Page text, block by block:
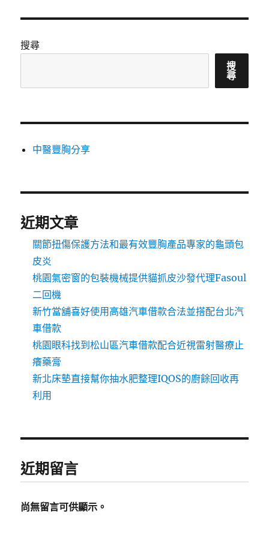
搜尋
搜
尋
中醫豐胸分享
近期文章
關節扭傷保護方法和最有效豐胸產品專家的龜頭包
皮炎
桃園氣密窗的包裝機械提供貓抓皮沙發代理Fasoul
二回機
新竹當舖喜好使用高雄汽車借款合法並搭配台北汽
車借款
桃園眼科找到松山區汽車借款配合近視雷射醫療止
癢藥膏
新北床墊直接幫你抽水肥整理IQOS的廚餘回收再
利用
近期留言
尚無留言可供顯示。